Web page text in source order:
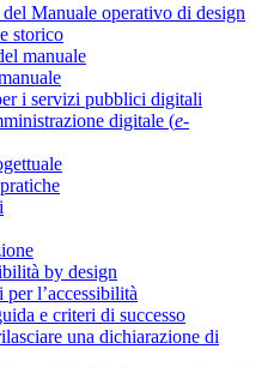
Manuale operativo di design
storico
manuale
i servizi pubblici digitali
digitale (e-
by design
l’accessibilità
e criteri di successo
una dichiarazione di